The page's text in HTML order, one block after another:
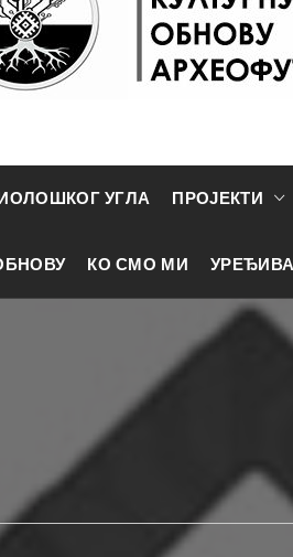
ЗА
историја, култура,
УГЛА ПРОЈЕКТИ
КО СМО МИ